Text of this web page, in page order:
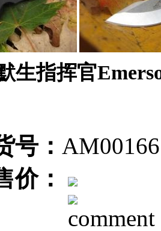
生指挥官
号：
价：